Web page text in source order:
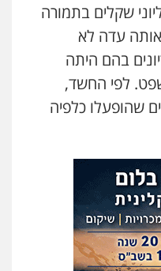
שקלים בתמורה
עדה לא
בהם היתה
לפי החשד,
שהופעלו כלפיה